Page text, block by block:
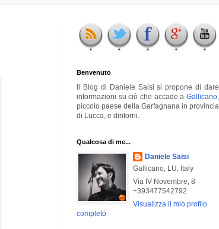
Benvenuto
Il Blog di Daniele Saisi si propone di dare
informazioni su ciò che accade a Gallicano
piccolo paese della Garfagnana in provincia
di Lucca, e dintorni.
Qualcosa di me...
Daniele Saisi
Gallicano, LU, Italy
Via IV Novembre, 8
+393477542792
Visualizza il mio profilo
completo